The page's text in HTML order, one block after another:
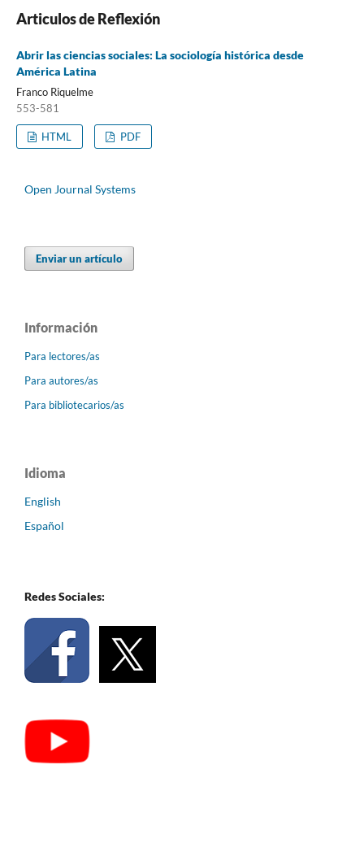
Articulos de Reflexión
Abrir las ciencias sociales: La sociología histórica desde
América Latina
Franco Riquelme
553-581
HTML PDF
Open Journal Systems
Enviar un artículo
Información
Para lectores/as
Para autores/as
Para bibliotecarios/as
Idioma
English
Español
Redes Sociales: